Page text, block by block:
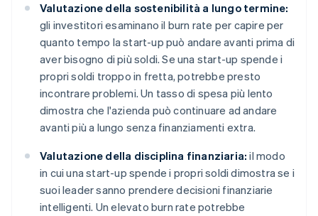
Valutazione della sostenibilità a lungo termine:
gli investitori esaminano il burn rate per capire per
quanto tempo la start-up può andare avanti prima di
aver bisogno di più soldi. Se una start-up spende i
propri soldi troppo in fretta, potrebbe presto
incontrare problemi. Un tasso di spesa più lento
dimostra che l'azienda può continuare ad andare
avanti più a lungo senza finanziamenti extra.
Valutazione della disciplina finanziaria: il modo
in cui una start-up spende i propri soldi dimostra se i
suoi leader sanno prendere decisioni finanziarie
intelligenti. Un elevato burn rate potrebbe